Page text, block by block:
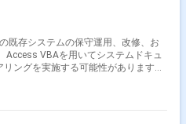
ングを実施する可能性があります。
析やデータ整理を行います。 デー